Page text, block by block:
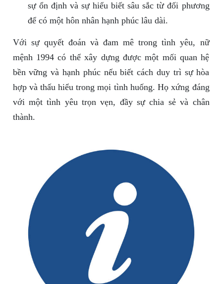
sự ổn định và sự hiểu biết sâu sắc từ đối phương
để có một hôn nhân hạnh phúc lâu dài.
Với sự quyết đoán và đam mê trong tình yêu, nữ
mệnh 1994 có thể xây dựng được một mối quan hệ
bền vững và hạnh phúc nếu biết cách duy trì sự hòa
hợp và thấu hiểu trong mọi tình huống. Họ xứng đáng
với một tình yêu trọn vẹn, đầy sự chia sẻ và chân
thành.